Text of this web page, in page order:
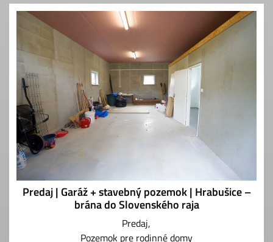
Predaj | Garáž + stavebný pozemok | Hrabušice –
brána do Slovenského raja
Predaj
Pozemok pre rodinné domy